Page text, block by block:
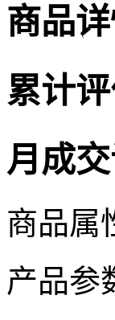
商品
累计评
月成
商品属
产品参